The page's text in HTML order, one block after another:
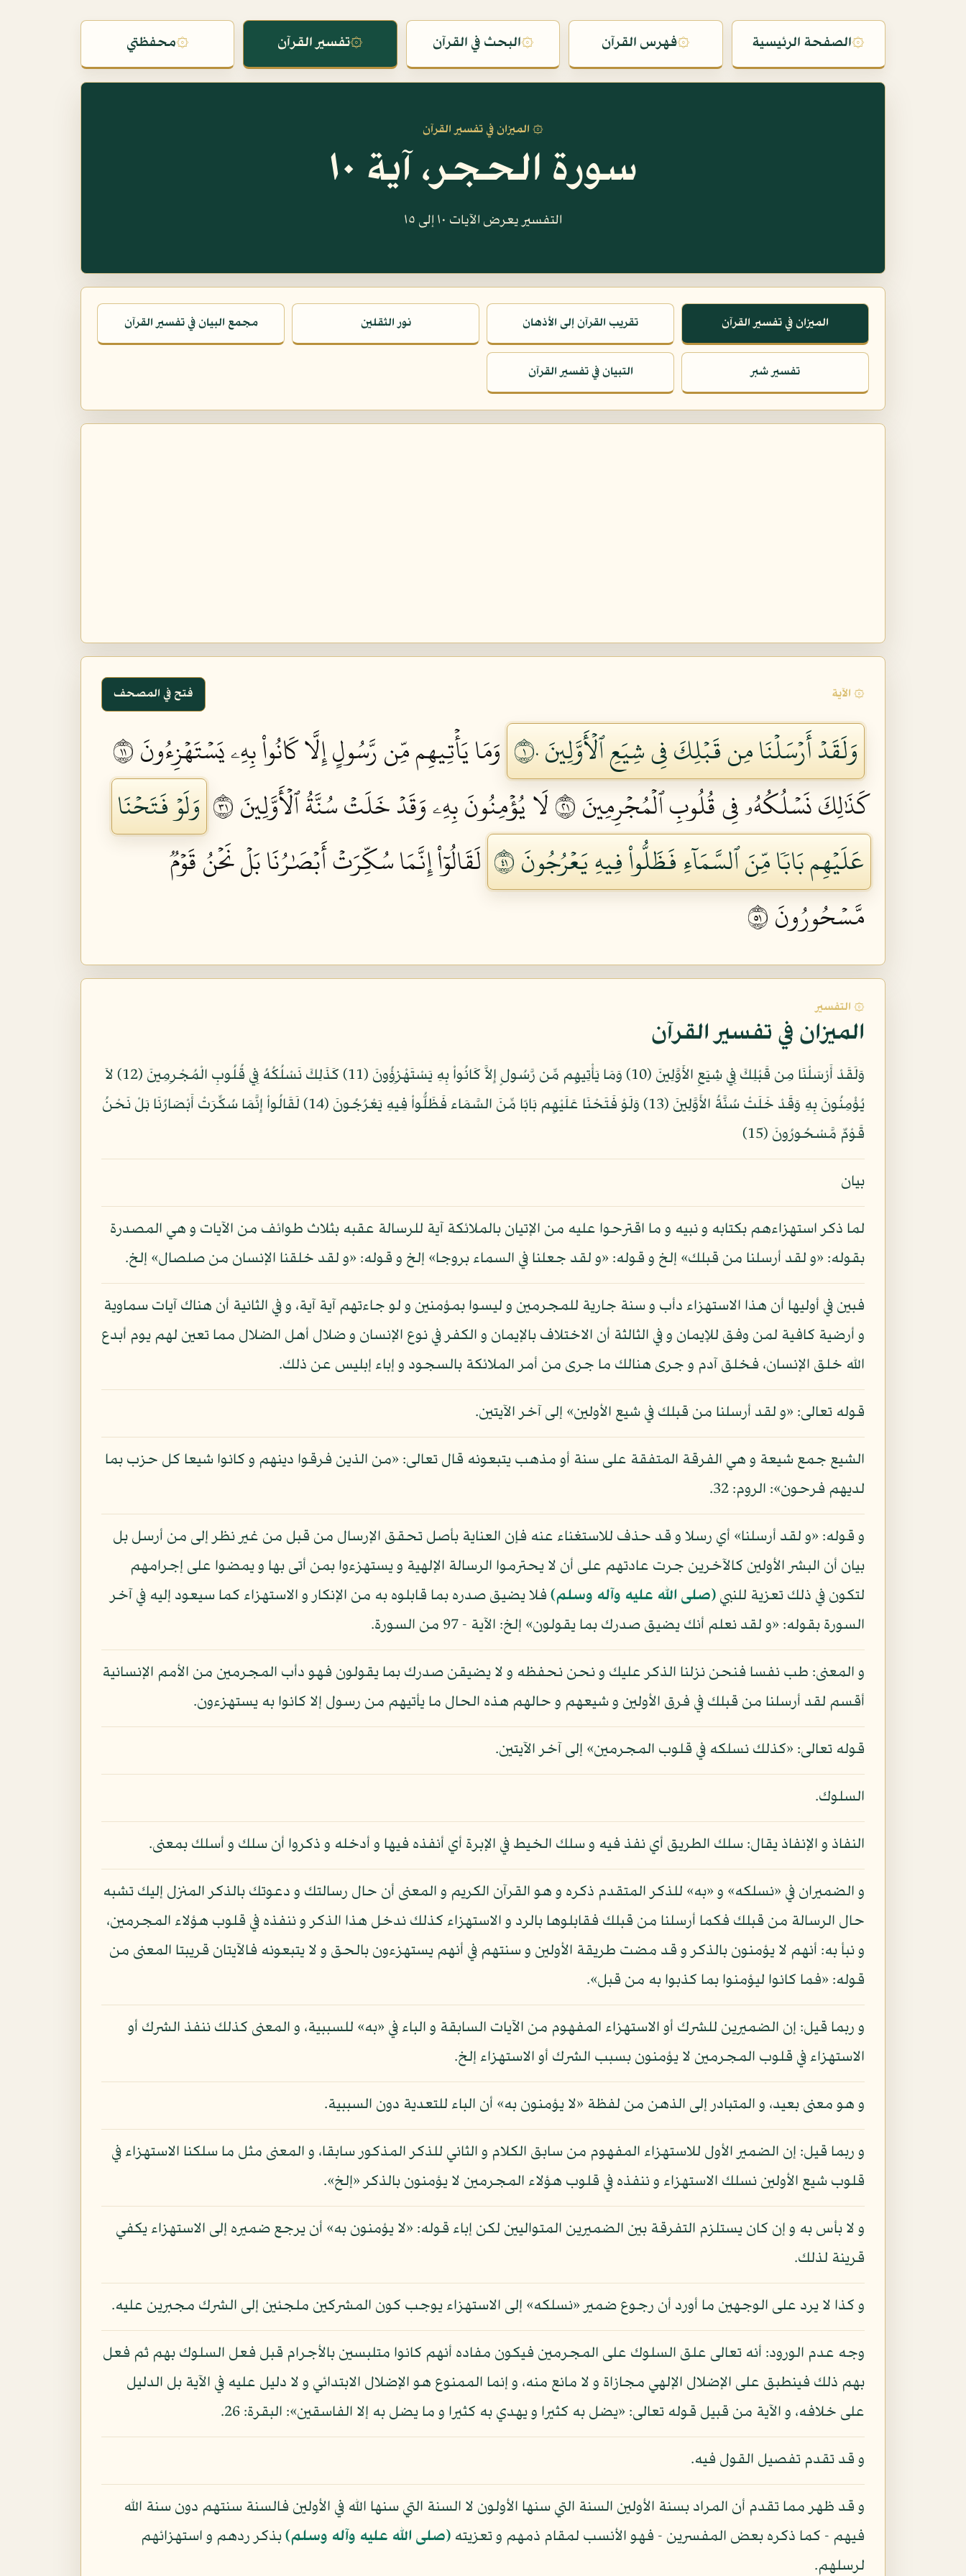
۞الصفحة الرئيسية ۞فهرس القرآن ۞البحث في القرآن ۞تفسير القرآن ۞محفظتي
۞ الميزان في تفسير القرآن
سورة الحجر، آية ١٠
التفسير يعرض الآيات ١٠ إلى ١٥
الميزان في تفسير القرآن تقريب القرآن إلى الأذهان نور الثقلين مجمع البيان في تفسير القرآن
تفسير شبر التبيان في تفسير القرآن
۞ الآية فتح في المصحف
وَلَقَدۡ أَرۡسَلۡنَا مِن قَبۡلِكَ فِي شِيَعِ ٱلۡأَوَّلِينَ ١٠
وَمَا يَأۡتِيهِم مِّن رَّسُولٍ إِلَّا كَانُواْ بِهِۦ يَسۡتَهۡزِءُونَ ١١
كَذَٰلِكَ نَسۡلُكُهُۥ فِي قُلُوبِ ٱلۡمُجۡرِمِينَ ١٢
لَا يُؤۡمِنُونَ بِهِۦ وَقَدۡ خَلَتۡ سُنَّةُ ٱلۡأَوَّلِينَ ١٣
وَلَوۡ فَتَحۡنَا
عَلَيۡهِم بَابٗا مِّنَ ٱلسَّمَآءِ فَظَلُّواْ فِيهِ يَعۡرُجُونَ ١٤
لَقَالُوٓاْ إِنَّمَا سُكِّرَتۡ أَبۡصَٰرُنَا بَلۡ نَحۡنُ قَوۡمٞ
مَّسۡحُورُونَ ١٥
۞ التفسير
الميزان في تفسير القرآن
وَلَقَدْ أَرْسَلْنَا مِن قَبْلِكَ فِي شِيَعِ الأَوَّلِينَ (10) وَمَا يَأْتِيهِم مِّن رَّسُولٍ إِلاَّ كَانُواْ بِهِ يَسْتَهْزِؤُونَ (11) كَذَلِكَ نَسْلُكُهُ فِي قُلُوبِ الْمُجْرِمِينَ (12) لاَ
يُؤْمِنُونَ بِهِ وَقَدْ خَلَتْ سُنَّةُ الأَوَّلِينَ (13) وَلَوْ فَتَحْنَا عَلَيْهِم بَابًا مِّنَ السَّمَاء فَظَلُّواْ فِيهِ يَعْرُجُونَ (14) لَقَالُواْ إِنَّمَا سُكِّرَتْ أَبْصَارُنَا بَلْ نَحْنُ
قَوْمٌ مَّسْحُورُونَ (15)
بيان
لما ذكر استهزاءهم بكتابه و نبيه و ما اقترحوا عليه من الإتيان بالملائكة آية للرسالة عقبه بثلاث طوائف من الآيات و هي المصدرة
بقوله: «و لقد أرسلنا من قبلك» إلخ و قوله: «و لقد جعلنا في السماء بروجا» إلخ و قوله: «و لقد خلقنا الإنسان من صلصال» إلخ.
فبين في أوليها أن هذا الاستهزاء دأب و سنة جارية للمجرمين و ليسوا بمؤمنين و لو جاءتهم آية آية، و في الثانية أن هناك آيات سماوية
و أرضية كافية لمن وفق للإيمان و في الثالثة أن الاختلاف بالإيمان و الكفر في نوع الإنسان و ضلال أهل الضلال مما تعين لهم يوم أبدع
الله خلق الإنسان، فخلق آدم و جرى هنالك ما جرى من أمر الملائكة بالسجود و إباء إبليس عن ذلك.
قوله تعالى: «و لقد أرسلنا من قبلك في شيع الأولين» إلى آخر الآيتين.
الشيع جمع شيعة و هي الفرقة المتفقة على سنة أو مذهب يتبعونه قال تعالى: «من الذين فرقوا دينهم و كانوا شيعا كل حزب بما
لديهم فرحون»: الروم: 32.
و قوله: «و لقد أرسلنا» أي رسلا و قد حذف للاستغناء عنه فإن العناية بأصل تحقق الإرسال من قبل من غير نظر إلى من أرسل بل
بيان أن البشر الأولين كالآخرين جرت عادتهم على أن لا يحترموا الرسالة الإلهية و يستهزءوا بمن أتى بها و يمضوا على إجرامهم
لتكون في ذلك تعزية للنبي (صلى الله عليه وآله وسلم) فلا يضيق صدره بما قابلوه به من الإنكار و الاستهزاء كما سيعود إليه في آخر
السورة بقوله: «و لقد نعلم أنك يضيق صدرك بما يقولون» إلخ: الآية - 97 من السورة.
و المعنى: طب نفسا فنحن نزلنا الذكر عليك و نحن نحفظه و لا يضيقن صدرك بما يقولون فهو دأب المجرمين من الأمم الإنسانية
أقسم لقد أرسلنا من قبلك في فرق الأولين و شيعهم و حالهم هذه الحال ما يأتيهم من رسول إلا كانوا به يستهزءون.
قوله تعالى: «كذلك نسلكه في قلوب المجرمين» إلى آخر الآيتين.
السلوك.
النفاذ و الإنفاذ يقال: سلك الطريق أي نفذ فيه و سلك الخيط في الإبرة أي أنفذه فيها و أدخله و ذكروا أن سلك و أسلك بمعنى.
و الضميران في «نسلكه» و «به» للذكر المتقدم ذكره و هو القرآن الكريم و المعنى أن حال رسالتك و دعوتك بالذكر المنزل إليك تشبه
حال الرسالة من قبلك فكما أرسلنا من قبلك فقابلوها بالرد و الاستهزاء كذلك ندخل هذا الذكر و ننفذه في قلوب هؤلاء المجرمين،
و نبأ به: أنهم لا يؤمنون بالذكر و قد مضت طريقة الأولين و سنتهم في أنهم يستهزءون بالحق و لا يتبعونه فالآيتان قريبتا المعنى من
قوله: «فما كانوا ليؤمنوا بما كذبوا به من قبل».
و ربما قيل: إن الضميرين للشرك أو الاستهزاء المفهوم من الآيات السابقة و الباء في «به» للسببية، و المعنى كذلك ننفذ الشرك أو
الاستهزاء في قلوب المجرمين لا يؤمنون بسبب الشرك أو الاستهزاء إلخ.
و هو معنى بعيد، و المتبادر إلى الذهن من لفظة «لا يؤمنون به» أن الباء للتعدية دون السببية.
و ربما قيل: إن الضمير الأول للاستهزاء المفهوم من سابق الكلام و الثاني للذكر المذكور سابقا، و المعنى مثل ما سلكنا الاستهزاء في
قلوب شيع الأولين نسلك الاستهزاء و ننفذه في قلوب هؤلاء المجرمين لا يؤمنون بالذكر «إلخ».
و لا بأس به و إن كان يستلزم التفرقة بين الضميرين المتواليين لكن إباء قوله: «لا يؤمنون به» أن يرجع ضميره إلى الاستهزاء يكفي
قرينة لذلك.
و كذا لا يرد على الوجهين ما أورد أن رجوع ضمير «نسلكه» إلى الاستهزاء يوجب كون المشركين ملجئين إلى الشرك مجبرين عليه.
وجه عدم الورود: أنه تعالى علق السلوك على المجرمين فيكون مفاده أنهم كانوا متلبسين بالأجرام قبل فعل السلوك بهم ثم فعل
بهم ذلك فينطبق على الإضلال الإلهي مجازاة و لا مانع منه، و إنما الممنوع هو الإضلال الابتدائي و لا دليل عليه في الآية بل الدليل
على خلافه، و الآية من قبيل قوله تعالى: «يضل به كثيرا و يهدي به كثيرا و ما يضل به إلا الفاسقين»: البقرة: 26.
و قد تقدم تفصيل القول فيه.
و قد ظهر مما تقدم أن المراد بسنة الأولين السنة التي سنها الأولون لا السنة التي سنها الله في الأولين فالسنة سنتهم دون سنة الله
فيهم - كما ذكره بعض المفسرين - فهو الأنسب لمقام ذمهم و تعزيته (صلى الله عليه وآله وسلم)بذكر ردهم و استهزائهم
لرسلهم.